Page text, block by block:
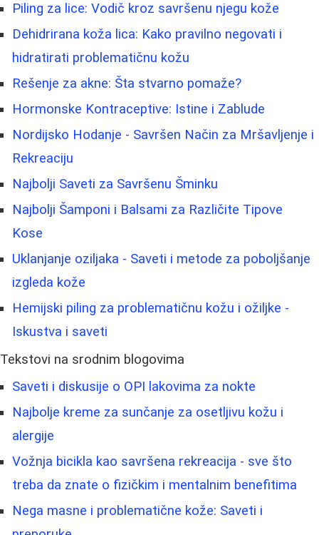
Piling za lice: Vodič kroz savršenu njegu kože
Dehidrirana koža lica: Kako pravilno negovati i
hidratirati problematičnu kožu
Rešenje za akne: Šta stvarno pomaže?
Hormonske Kontraceptive: Istine i Zablude
Nordijsko Hodanje - Savršen Način za Mršavljenje i
Rekreaciju
Najbolji Saveti za Savršenu Šminku
Najbolji Šamponi i Balsami za Različite Tipove
Kose
Uklanjanje oziljaka - Saveti i metode za poboljšanje
izgleda kože
Hemijski piling za problematičnu kožu i ožiljke -
Iskustva i saveti
Tekstovi na srodnim blogovima
Saveti i diskusije o OPI lakovima za nokte
Najbolje kreme za sunčanje za osetljivu kožu i
alergije
Vožnja bicikla kao savršena rekreacija - sve što
treba da znate o fizičkim i mentalnim benefitima
Nega masne i problematične kože: Saveti i